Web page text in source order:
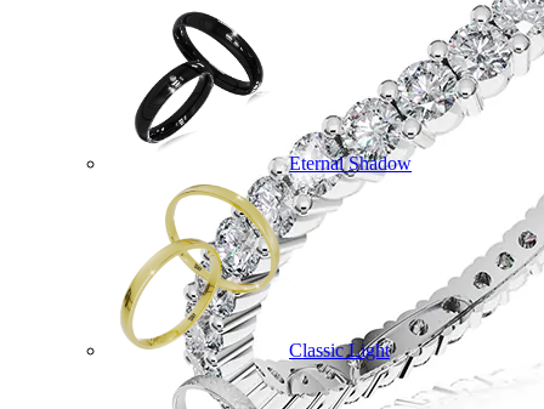
Eternal Shadow
Classic Light